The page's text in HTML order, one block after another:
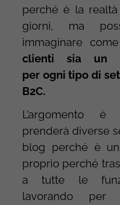
perché è la
giorni, ma
immaginare
clienti sia un
per ogni tipo di
B2C.
L’argomento
prenderà diverse
blog perché è
proprio perché
a tutte le
lavorando